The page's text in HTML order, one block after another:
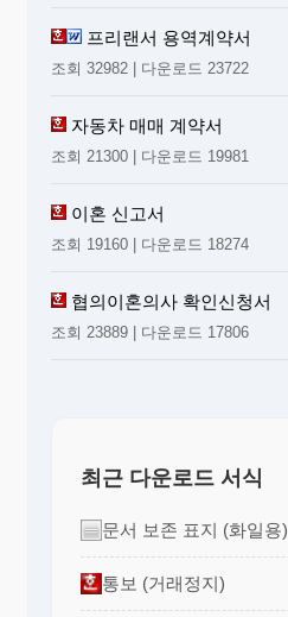
프리랜서 용역계약서
조회 32982 | 다운로드 23722
자동차 매매 계약서
조회 21300 | 다운로드 19981
이혼 신고서
조회 19160 | 다운로드 18274
협의이혼의사 확인신청서
조회 23889 | 다운로드 17806
최근 다운로드 서식
문서 보존 표지 (화일용)
통보 (거래정지)